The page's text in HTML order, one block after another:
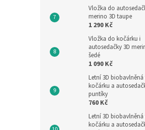
Vložka do
merino 3D taupe
1 290 Kč
Vložka do kočárku i
autosedačky 3D
šedé
1 090 Kč
Letní 3D
kočárku a
puntíky
760 Kč
Letní 3D
kočárku a